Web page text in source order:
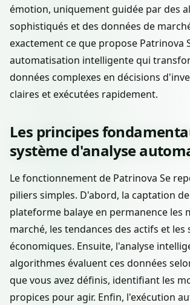
émotion, uniquement guidée par des
sophistiqués et des données de
exactement ce que propose Patrinova
automatisation intelligente qui
données complexes en décisions
claires et exécutées rapidement.
Les principes
système d'analyse
Le fonctionnement de Patrinova Se
piliers simples. D'abord, la captation
plateforme balaye en permanence les
marché, les tendances des actifs et les
économiques. Ensuite, l'analyse
algorithmes évaluent ces données
que vous avez définis, identifiant les
propices pour agir. Enfin, l'exécution